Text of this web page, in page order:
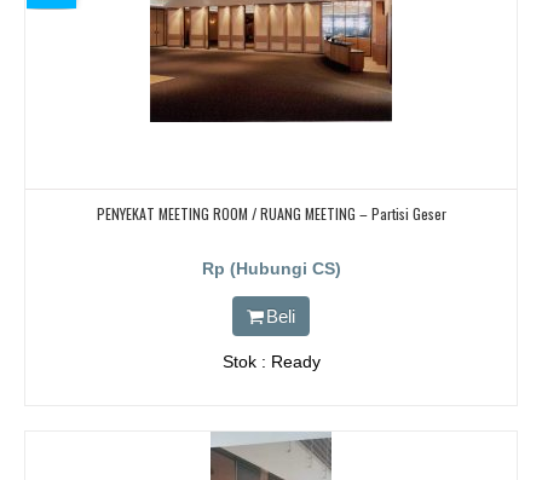
PENYEKAT MEETING ROOM / RUANG MEETING – Partisi Geser
Rp (Hubungi CS)
Beli
Stok : Ready